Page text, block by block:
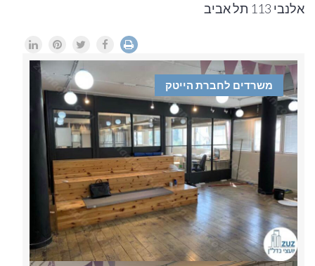
אלנבי 113 תל אביב
משרדים לחברת הייטק